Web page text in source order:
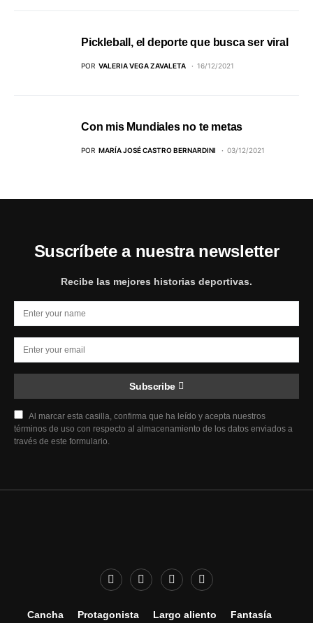
Pickleball, el deporte que busca ser viral
POR VALERIA VEGA ZAVALETA 16/12/2021
Con mis Mundiales no te metas
POR MARÍA JOSÉ CASTRO BERNARDINI 03/12/2021
Suscríbete a nuestra newsletter
Recibe las mejores historias deportivas.
Subscribe
Al marcar esta casilla, confirma que ha leído y acepta nuestros
términos de uso con respecto al almacenamiento de los datos enviados a
través de este formulario.
Cancha Protagonista Largo aliento Fantasía